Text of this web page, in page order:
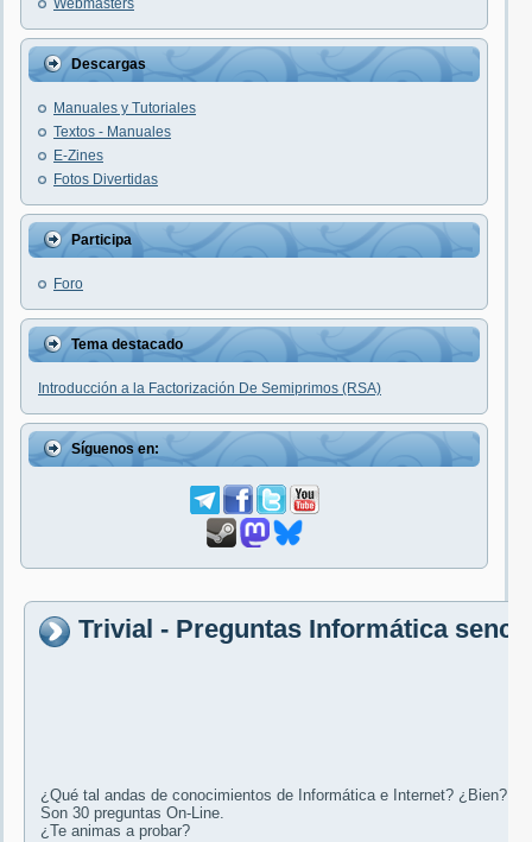
Webmasters
Descargas
Manuales y Tutoriales
Textos - Manuales
E-Zines
Fotos Divertidas
Participa
Foro
Tema destacado
Introducción a la Factorización De Semiprimos (RSA)
Síguenos en:
Trivial - Preguntas Informática
¿Qué tal andas de conocimientos de Informática e Internet? ¿Bien?
Son 30 preguntas On-Line.
¿Te animas a probar?